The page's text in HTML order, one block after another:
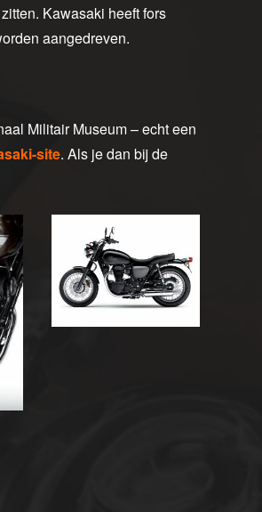
Kawasaki heeft fors
aangedreven.
Militair Museum – echt een
site. Als je dan bij de